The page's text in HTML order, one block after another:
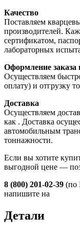
Качество
Поставляем
производителей.
сертификатом,
лабораторных
Оформление заказа
Осуществляем
оплату) и отгрузку
Доставка
Осуществляем
как . Доставка
автомобильным
тоннажности.
Если вы хотите
выгодной цене —
8 (800) 201-02-39 (по
напишите на
Детали